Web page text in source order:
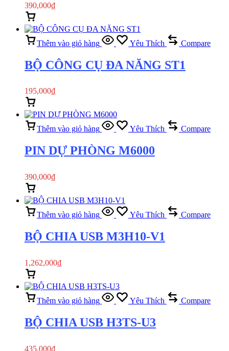
390,000₫
Thêm vào giỏ hàng Yêu Thích Compare
BỘ CÔNG CỤ ĐA NĂNG ST1
195,000₫
Thêm vào giỏ hàng Yêu Thích Compare
PIN DỰ PHÒNG M6000
390,000₫
Thêm vào giỏ hàng Yêu Thích Compare
BỘ CHIA USB M3H10-V1
1,262,000₫
Thêm vào giỏ hàng Yêu Thích Compare
BỘ CHIA USB H3TS-U3
435,000₫